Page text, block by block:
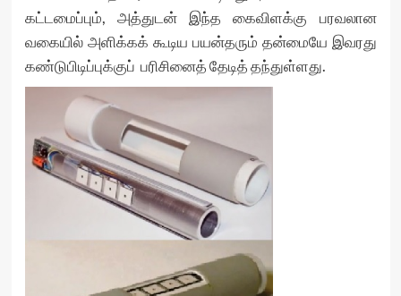
கட்டமைப்பும், அத்துடன் இந்த கைவிளக்கு பரவலான
வகையில் அளிக்கக் கூடிய பயன்தரும் தன்மையே இவரது
கண்டுபிடிப்புக்குப் பரிசினைத் தேடித் தந்துள்ளது.